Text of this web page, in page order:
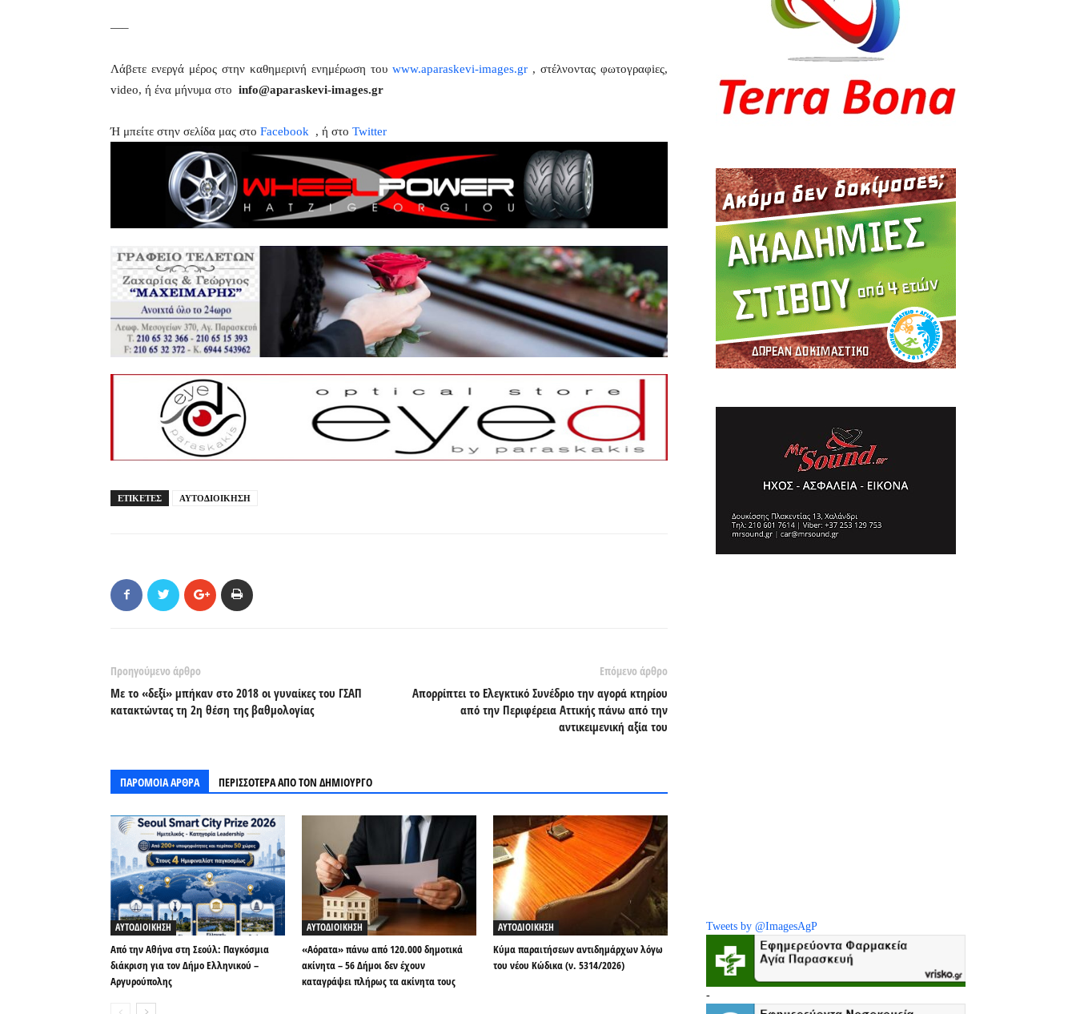
—–
Λάβετε ενεργά μέρος στην καθημερινή ενημέρωση του www.aparaskevi-images.gr , στέλνοντας φωτογραφiες,
video, ή ένα μήνυμα στο info@aparaskevi-images.gr
Ή μπείτε στην σελίδα μας στο Facebook , ή στο Twitter
ΕΤΙΚΕΤΕΣ ΑΥΤΟΔΙΟΙΚΗΣΗ
Προηγούμενο άρθρο
Με το «δεξί» μπήκαν στο 2018 οι γυναίκες του ΓΣΑΠ
κατακτώντας τη 2η θέση της βαθμολογίας
Επόμενο άρθρο
Απορρίπτει το Ελεγκτικό Συνέδριο την αγορά κτηρίου
από την Περιφέρεια Αττικής πάνω από την
αντικειμενική αξία του
ΠΑΡΟΜΟΙΑ ΑΡΘΡΑ ΠΕΡΙΣΣΟΤΕΡΑ ΑΠΟ ΤΟΝ ΔΗΜΙΟΥΡΓΟ
ΑΥΤΟΔΙΟΙΚΗΣΗ
Από την Αθήνα στη Σεούλ: Παγκόσμια
διάκριση για τον Δήμο Ελληνικού –
Αργυρούπολης
ΑΥΤΟΔΙΟΙΚΗΣΗ
«Αόρατα» πάνω από 120.000 δημοτικά
ακίνητα – 56 Δήμοι δεν έχουν
καταγράψει πλήρως τα ακίνητα τους
ΑΥΤΟΔΙΟΙΚΗΣΗ
Κύμα παραιτήσεων αντιδημάρχων λόγω
του νέου Κώδικα (ν. 5314/2026)
Tweets by @ImagesAgP
-